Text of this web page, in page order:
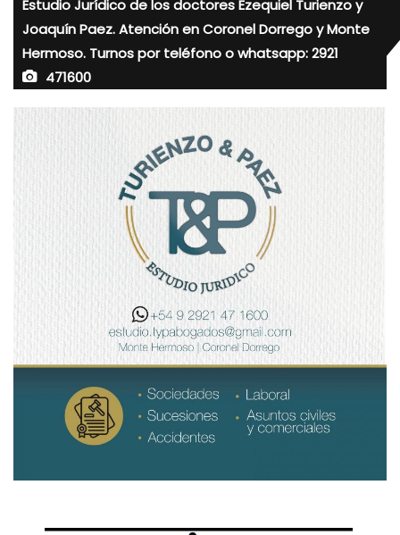
Estudio Jurídico de los doctores Ezequiel Turienzo y
Joaquín Paez. Atención en Coronel Dorrego y Monte
Hermoso. Turnos por teléfono o whatsapp: 2921
471600